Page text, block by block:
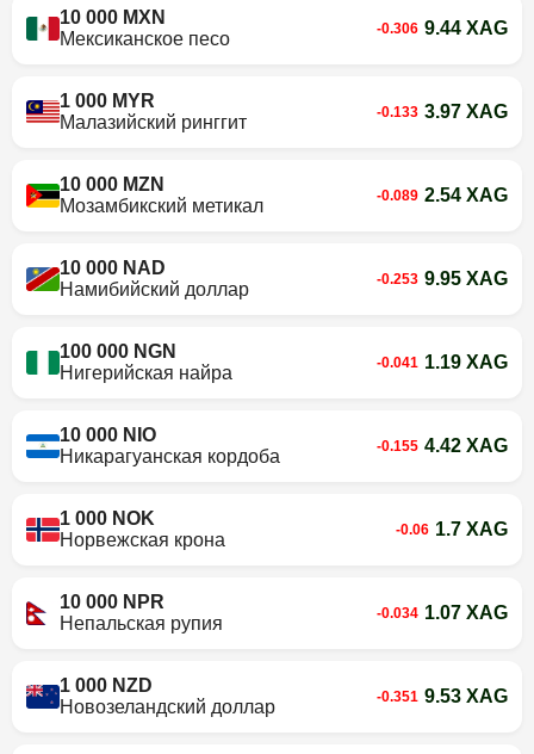
10 000 MXN
Мексиканское песо
-0.306 9.44 XAG
1 000 MYR
Малазийский ринггит
-0.133 3.97 XAG
10 000 MZN
Мозамбикский метикал
-0.089 2.54 XAG
10 000 NAD
Намибийский доллар
-0.253 9.95 XAG
100 000 NGN
Нигерийская найра
-0.041 1.19 XAG
10 000 NIO
Никарагуанская кордоба
-0.155 4.42 XAG
1 000 NOK
Норвежская крона
-0.06 1.7 XAG
10 000 NPR
Непальская рупия
-0.034 1.07 XAG
1 000 NZD
Новозеландский доллар
-0.351 9.53 XAG